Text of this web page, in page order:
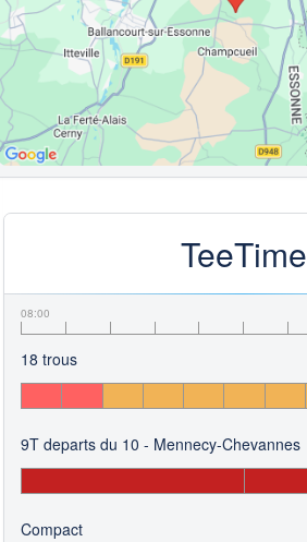
TeeTime
08:00
18 trous
9T departs du 10 - Mennecy-Chevannes
Compact